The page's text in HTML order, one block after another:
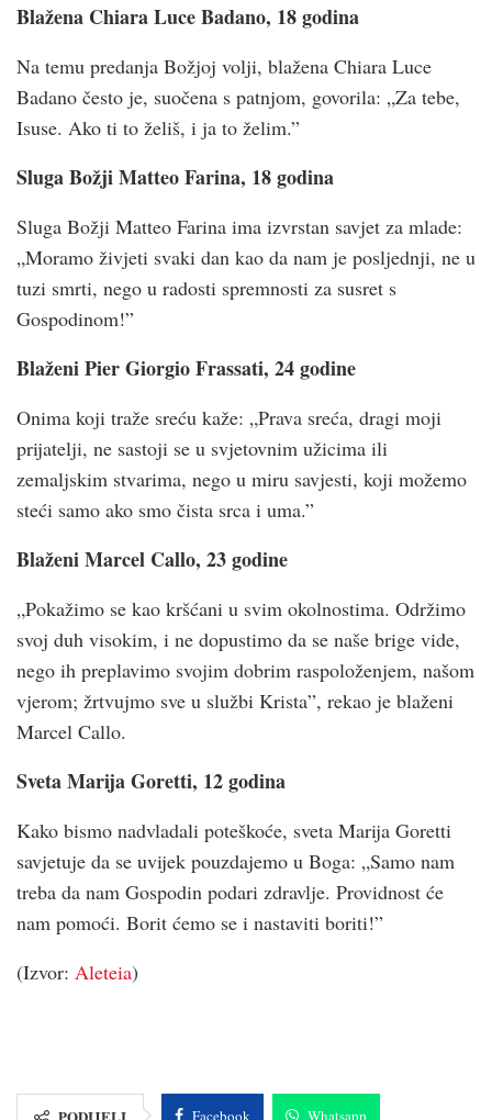
Blažena Chiara Luce Badano, 18 godina
Na temu predanja Božjoj volji, blažena Chiara Luce
Badano često je, suočena s patnjom, govorila: „Za tebe,
Isuse. Ako ti to želiš, i ja to želim.”
Sluga Božji Matteo Farina, 18 godina
Sluga Božji Matteo Farina ima izvrstan savjet za mlade:
„Moramo živjeti svaki dan kao da nam je posljednji, ne u
tuzi smrti, nego u radosti spremnosti za susret s
Gospodinom!”
Blaženi Pier Giorgio Frassati, 24 godine
Onima koji traže sreću kaže: „Prava sreća, dragi moji
prijatelji, ne sastoji se u svjetovnim užicima ili
zemaljskim stvarima, nego u miru savjesti, koji možemo
steći samo ako smo čista srca i uma.”
Blaženi Marcel Callo, 23 godine
„Pokažimo se kao kršćani u svim okolnostima. Održimo
svoj duh visokim, i ne dopustimo da se naše brige vide,
nego ih preplavimo svojim dobrim raspoloženjem, našom
vjerom; žrtvujmo sve u službi Krista”, rekao je blaženi
Marcel Callo.
Sveta Marija Goretti, 12 godina
Kako bismo nadvladali poteškoće, sveta Marija Goretti
savjetuje da se uvijek pouzdajemo u Boga: „Samo nam
treba da nam Gospodin podari zdravlje. Providnost će
nam pomoći. Borit ćemo se i nastaviti boriti!”
(Izvor: Aleteia)
PODIJELI Facebook Whatsapp